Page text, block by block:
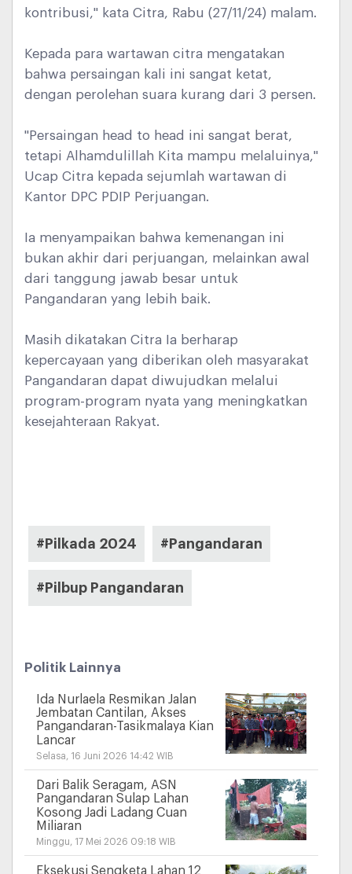
kontribusi," kata Citra, Rabu (27/11/24) malam.
Kepada para wartawan citra mengatakan
bahwa persaingan kali ini sangat ketat,
dengan perolehan suara kurang dari 3 persen.
"Persaingan head to head ini sangat berat,
tetapi Alhamdulillah Kita mampu melaluinya,"
Ucap Citra kepada sejumlah wartawan di
Kantor DPC PDIP Perjuangan.
Ia menyampaikan bahwa kemenangan ini
bukan akhir dari perjuangan, melainkan awal
dari tanggung jawab besar untuk
Pangandaran yang lebih baik.
Masih dikatakan Citra Ia berharap
kepercayaan yang diberikan oleh masyarakat
Pangandaran dapat diwujudkan melalui
program-program nyata yang meningkatkan
kesejahteraan Rakyat.
#Pilkada 2024 #Pangandaran
#Pilbup Pangandaran
Politik Lainnya
Ida Nurlaela Resmikan Jalan
Jembatan Cantilan, Akses
Pangandaran-Tasikmalaya Kian
Lancar
Selasa, 16 Juni 2026 14:42 WIB
Dari Balik Seragam, ASN
Pangandaran Sulap Lahan
Kosong Jadi Ladang Cuan
Miliaran
Minggu, 17 Mei 2026 09:18 WIB
Eksekusi Sengketa Lahan 12